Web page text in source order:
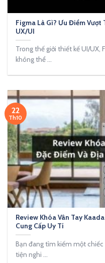
Figma Là Gì? Ưu Điểm Vượt
UX/UI
Trong thế giới thiết kế UI/
không thể ...
Review Khóa Vân Tay
Cung Cấp Uy Tí
Bạn đang tìm kiếm một
tiện nghi ...
22
Th10